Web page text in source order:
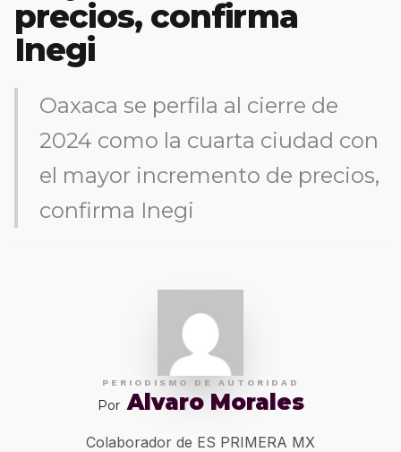
precios, confirma
Inegi
Oaxaca se perfila al cierre de
2024 como la cuarta ciudad con
el mayor incremento de precios,
confirma Inegi
PERIODISMO DE AUTORIDAD
Por Alvaro Morales
Colaborador de ES PRIMERA MX